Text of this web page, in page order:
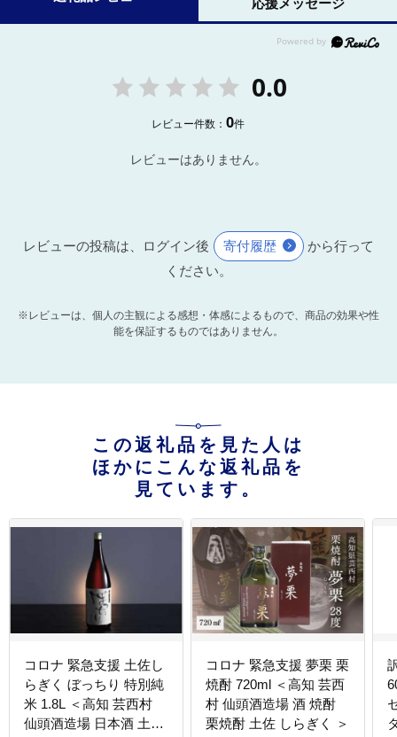
応援メッセージ
0.0
レビュー件数：0件
レビューはありません。
レビューの投稿は、ログイン後 寄付履歴
から行って
ください。
※レビューは、個人の主観による感想・体感によるもので、商品の効果や性
能を保証するものではありません。
この返礼品を見た人は
ほかにこんな返礼品を
見ています。
コロナ 緊急支援 土佐し
らぎく ぼっちり 特別純
米 1.8L ＜高知 芸西村
仙頭酒造場 日本酒 土佐
コロナ 緊急支援 夢栗 栗
焼酎 720ml ＜高知 芸西
村 仙頭酒造場 酒 焼酎
栗焼酎 土佐 しらぎく ＞